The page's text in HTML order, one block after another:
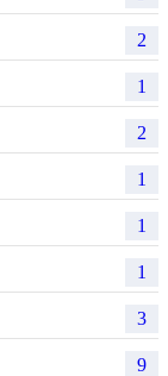
2
1
2
1
1
1
3
9